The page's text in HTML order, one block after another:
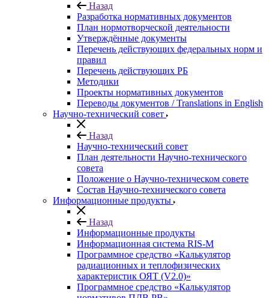
Назад
Разработка нормативных документов
План нормотворческой деятельности
Утверждённые документы
Перечень действующих федеральных норм и
правил
Перечень действующих РБ
Методики
Проекты нормативных документов
Переводы документов / Translations in English
Научно-технический совет
Назад
Научно-технический совет
План деятельности Научно-технического
совета
Положение о Научно-техническом совете
Состав Научно-технического совета
Информационные продукты
Назад
Информационные продукты
Информационная система RIS-M
Программное средство «Калькулятор
радиационных и теплофизических
характеристик ОЯТ (V2.0)»
Программное средство «Калькулятор